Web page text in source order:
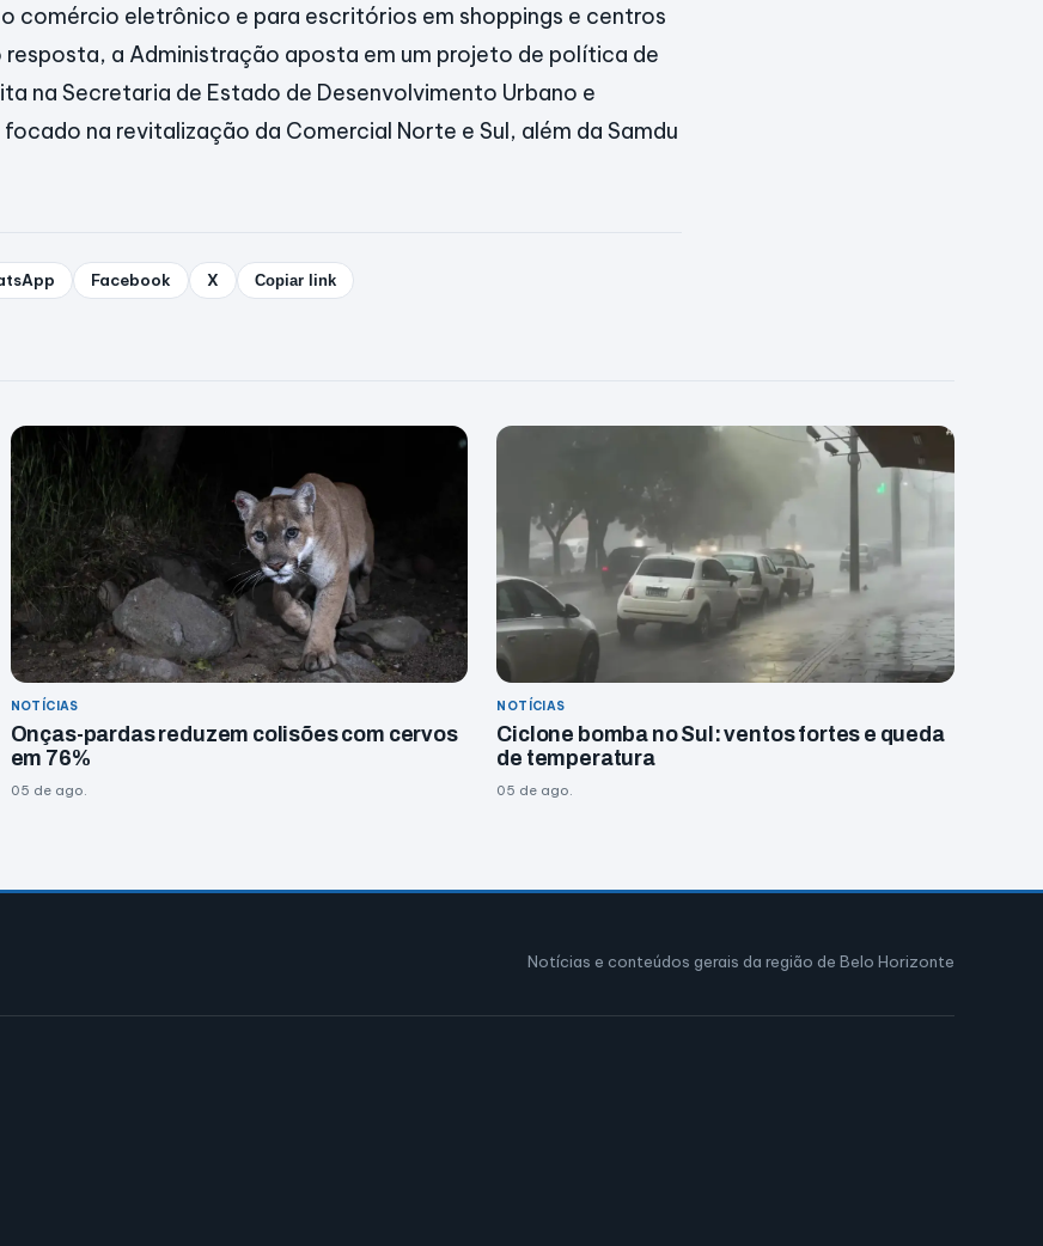
comércio eletrônico e para escritórios em shoppings e centros
resposta, a Administração aposta em um projeto de política de
na Secretaria de Estado de Desenvolvimento Urbano e
na revitalização da Comercial Norte e Sul, além da Samdu
Facebook X Copiar link
NOTÍCIAS
Onças-pardas reduzem colisões com cervos
em 76%
05 de ago.
NOTÍCIAS
Ciclone bomba no Sul: ventos fortes e queda
de temperatura
05 de ago.
Notícias e conteúdos gerais da região de Belo Horizonte